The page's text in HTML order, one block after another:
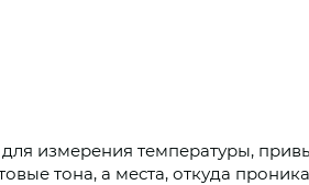
измерения температуры,
тона, а места, откуда